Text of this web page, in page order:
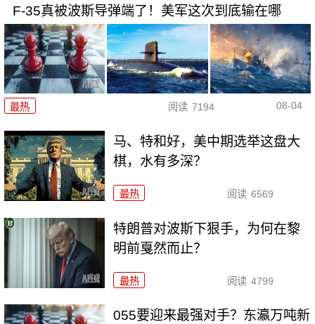
F-35真被波斯导弹端了！美军这次到底输在哪
最热 阅读 7194 08-04
马、特和好，美中期选举这盘大
棋，水有多深？
最热 阅读 6569
特朗普对波斯下狠手，为何在黎
明前戛然而止？
最热 阅读 4799
055要迎来最强对手？东瀛万吨新